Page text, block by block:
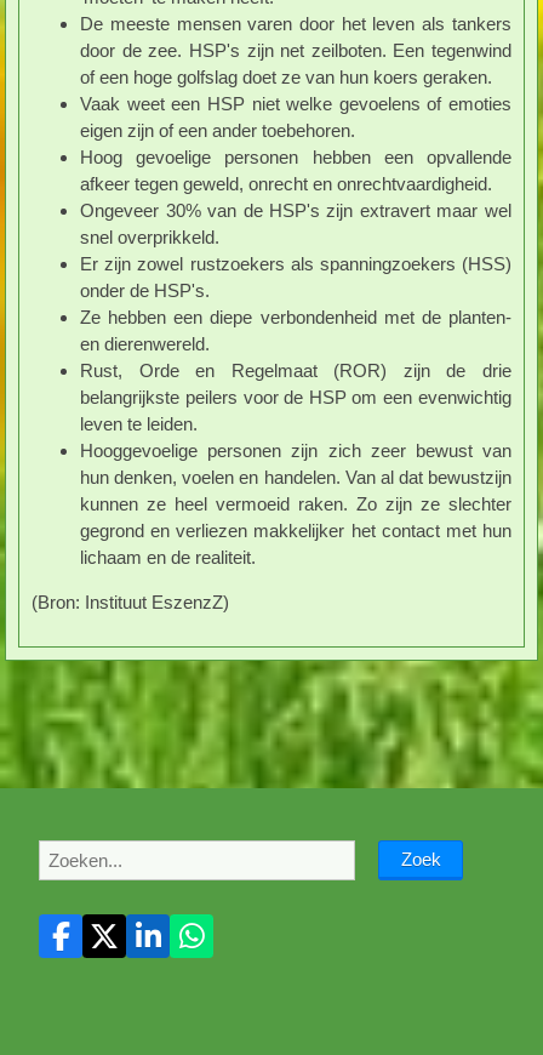
De meeste mensen varen door het leven als tankers
door de zee. HSP's zijn net zeilboten. Een tegenwind
of een hoge golfslag doet ze van hun koers geraken.
Vaak weet een HSP niet welke gevoelens of emoties
eigen zijn of een ander toebehoren.
Hoog gevoelige personen hebben een opvallende
afkeer tegen geweld, onrecht en onrechtvaardigheid.
Ongeveer 30% van de HSP's zijn extravert maar wel
snel overprikkeld.
Er zijn zowel rustzoekers als spanningzoekers (HSS)
onder de HSP's.
Ze hebben een diepe verbondenheid met de planten-
en dierenwereld.
Rust, Orde en Regelmaat (ROR) zijn de drie
belangrijkste peilers voor de HSP om een evenwichtig
leven te leiden.
Hooggevoelige personen zijn zich zeer bewust van
hun denken, voelen en handelen. Van al dat bewustzijn
kunnen ze heel vermoeid raken. Zo zijn ze slechter
gegrond en verliezen makkelijker het contact met hun
lichaam en de realiteit.
(Bron: Instituut EszenzZ)